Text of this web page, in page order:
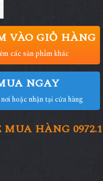
VÀO GIỎ HÀNG
các sản phẩm khác
NGAY
hoặc nhận tại cửa hàng
HÀNG